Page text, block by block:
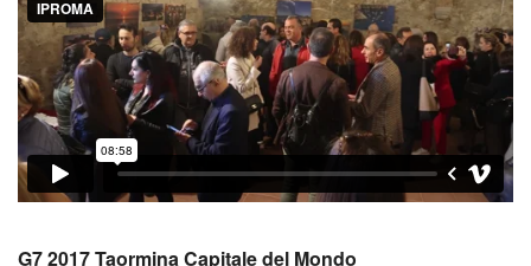
G7 2017 Taormina Capitale del Mondo